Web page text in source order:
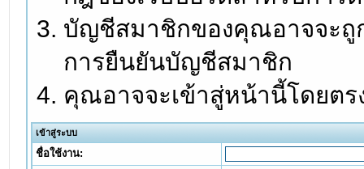
บัญชีสมาชิกของคุณอาจจะถู
การยืนยันบัญชีสมาชิก
คุณอาจจะเข้าสู่หน้านี้โดยต
เข้าสู่ระบบ
ชื่อใช้งาน: